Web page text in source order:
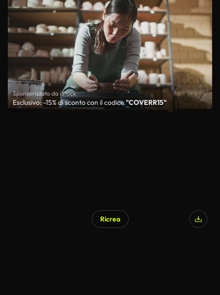
Sponsorizzato da iStock
Esclusivo: -15% di sconto con il codice"COVERR15"
Ricrea